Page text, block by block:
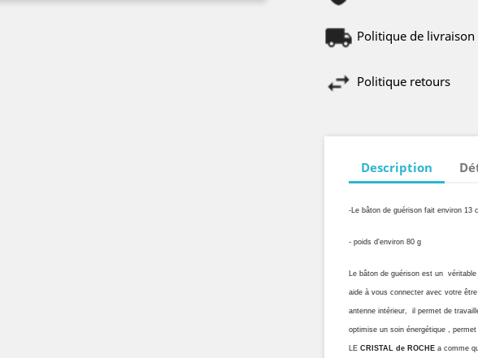
Politique de livraison
Politique retours
Description
-Le bâton de guérison fait environ 13
- poids d'environ 80 g
Le bâton de guérison est un
aide à vous connecter avec votre
antenne intérieur, il permet de
optimise un soin énergétique ,
LE CRISTAL de ROCHE a comme